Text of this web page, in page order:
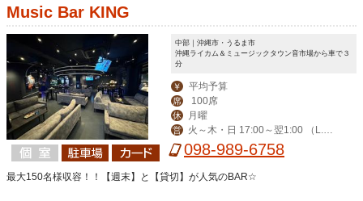
Music Bar KING
中部｜沖縄市・うるま市
沖縄ライカム＆ミュージックタウン音市場から車で３
分
￥ 平均予算
席 100席
休 月曜
営
火～木・日 17:00～翌1:00 （L.O.
24:00)／金・土・祝前日 17:00～5:00
098-989-6758
最大150名様収容！！【週末】と【貸切】が人気のBAR☆